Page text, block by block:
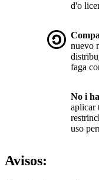
d'o
nuevo
faga
No i
aplicar
uso
Avisos: